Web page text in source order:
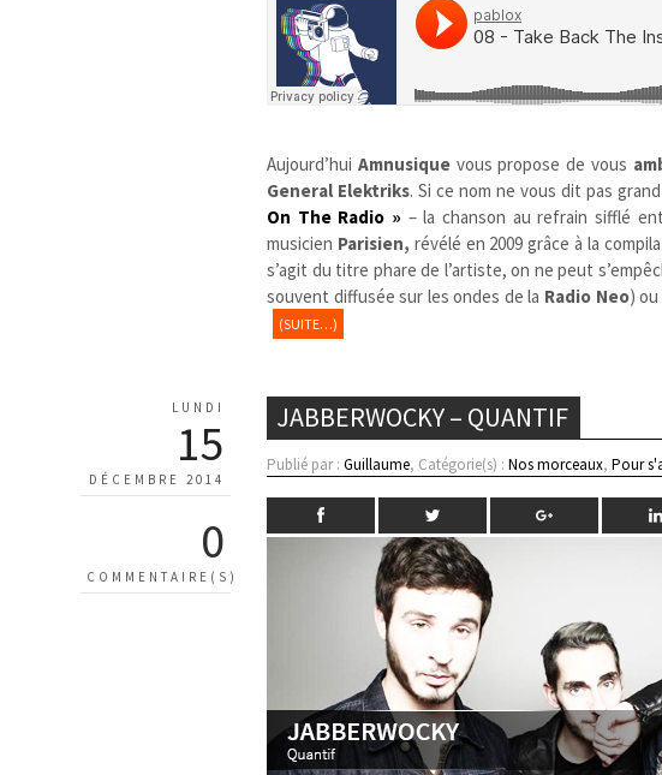
Aujourd’hui Amnusiquevous propose de vous
General Elektriks. Si ce nom ne vous dit pas
On The Radio » – la chanson au refrain sifflé
musicien Parisien, révélé en 2009 grâce à la
s’agit du titre phare de l’artiste, on ne peut
souvent diffusée sur les ondes de la Radio Neo)
(SUITE…)
LUNDI
15
DÉCEMBRE 2014
0
COMMENTAIRE(S)
JABBERWOCKY – QUANTIF
Publié par :Guillaume, Catégorie(s) :Nos morceaux,Pour